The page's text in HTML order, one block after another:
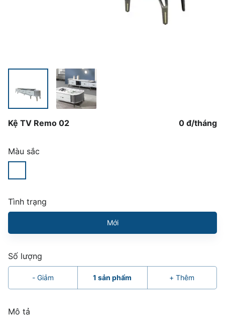
Kệ TV Remo 02 0 đ/tháng
Màu sắc
Tình trạng
Mới
Số lượng
-Giảm 1 sản phẩm +Thêm
Mô tả